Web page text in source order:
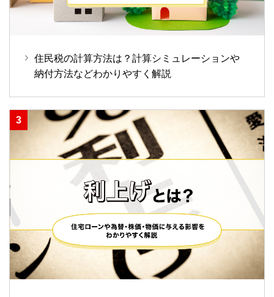
住民税の計算方法は？計算シミュレーションや
納付方法などわかりやすく解説